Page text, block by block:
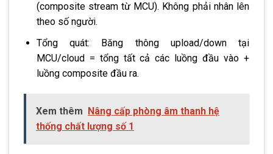
(composite stream từ MCU). Không phải nhân lên
theo số người.
Tổng quát: Băng thông upload/down tại
MCU/cloud = tổng tất cả các luồng đầu vào +
luồng composite đầu ra.
Xem thêm Nâng cấp phòng âm thanh hệ
thống chất lượng số 1